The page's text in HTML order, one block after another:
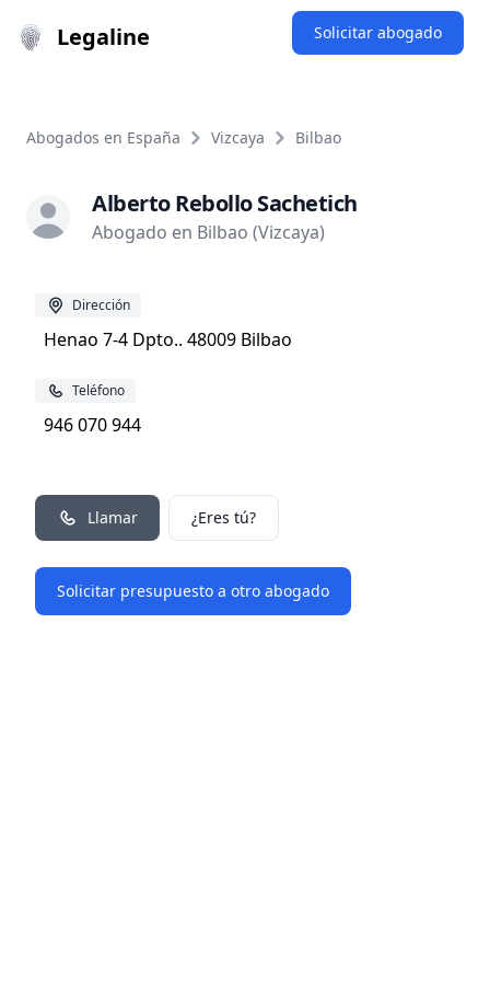
Legaline Solicitar abogado
Abogados en España Vizcaya Bilbao
Alberto Rebollo Sachetich
Abogado en Bilbao (Vizcaya)
Dirección
Henao 7-4 Dpto.. 48009 Bilbao
Teléfono
946 070 944
Llamar ¿Eres tú?
Solicitar presupuesto a otro abogado